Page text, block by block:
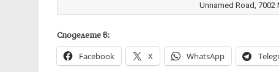
Unnamed Road, 7002
Споделете в:
Facebook X WhatsApp